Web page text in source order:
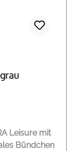
grau
Leisure mit